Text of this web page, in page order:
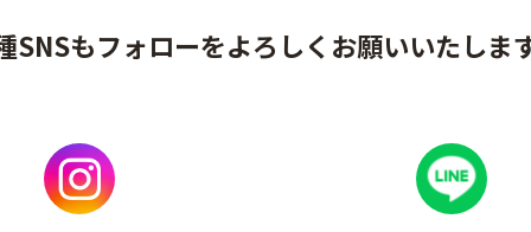
SNSもフォローをよろしくお願いいたしま